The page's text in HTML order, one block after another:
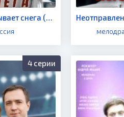
Там, где не бывает снега (сериал 2021)
4 серии